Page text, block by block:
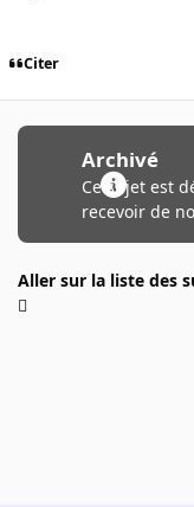
Citer
Archivé
Ce sujet est
recevoir de
Aller sur la liste des